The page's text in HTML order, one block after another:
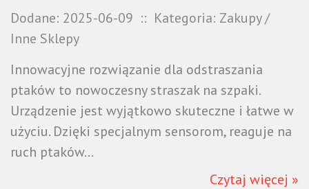
Dodane: 2025-06-09 :: Kategoria: Zakupy /
Inne Sklepy
Innowacyjne rozwiązanie dla odstraszania
ptaków to nowoczesny straszak na szpaki.
Urządzenie jest wyjątkowo skuteczne i łatwe w
użyciu. Dzięki specjalnym sensorom, reaguje na
ruch ptaków...
Czytaj więcej »